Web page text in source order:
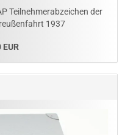
Teilnehmerabzeichen der
1937
EUR